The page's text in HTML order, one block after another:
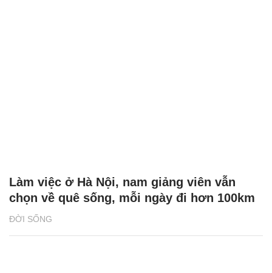
ĐỜI SỐNG
Làm việc ở Hà Nội, nam giảng viên vẫn
chọn về quê sống, mỗi ngày đi hơn 100km